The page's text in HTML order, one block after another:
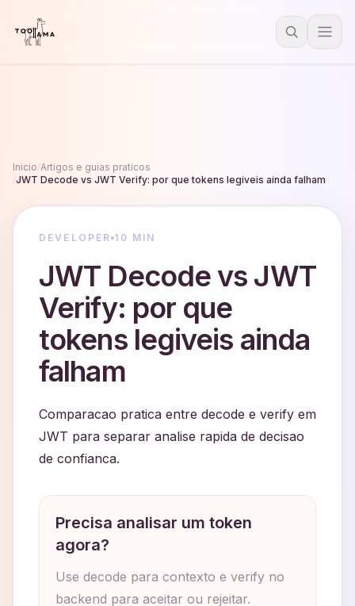
Inicio Artigos e guias praticos
JWT Decode vs JWT Verify: por que tokens legiveis ainda falham
DEVELOPER 10 MIN
JWT Decode vs JWT
Verify: por que
tokens legiveis ainda
falham
Comparacao pratica entre decode e verify em
JWT para separar analise rapida de decisao
de confianca.
Precisa analisar um token
agora?
Use decode para contexto e verify no
backend para aceitar ou rejeitar.